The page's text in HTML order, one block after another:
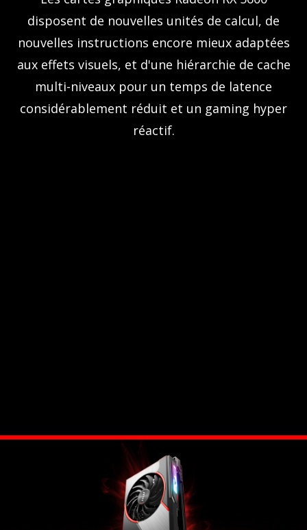
disposent de nouvelles unités de calcul, de
nouvelles instructions encore mieux adaptées
aux effets visuels, et d'une hiérarchie de cache
multi-niveaux pour un temps de latence
considérablement réduit et un gaming hyper
réactif.